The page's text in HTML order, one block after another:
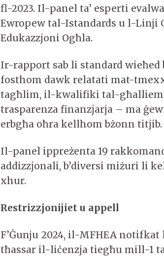
fl-2023. Il-panel ta’ esperti
Ewropew tal-Istandards u l-
Edukazzjoni Ogħla.
Ir-rapport sab li standard
fosthom dawk relatati mat-
tagħlim, il-kwalifiki tal-
trasparenza finanzjarja – ma
erbgħa oħra kellhom bżonn titjib.
Il-panel ippreżenta 19
addizzjonali, b’diversi miżuri li
xhur.
Restrizzjonijiet u appell
F’Ġunju 2024, il-MFHEA
tħassar il-liċenzja tiegħu mill-1